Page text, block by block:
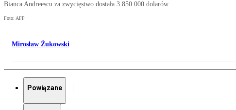
Bianca Andreescu za zwycięstwo dostała 3.850.000 dolarów
Foto: AFP
Mirosław Żukowski
Powiązane